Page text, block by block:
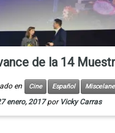
de la 14
en Cine Español
enero, 2017 por Vicky Carras